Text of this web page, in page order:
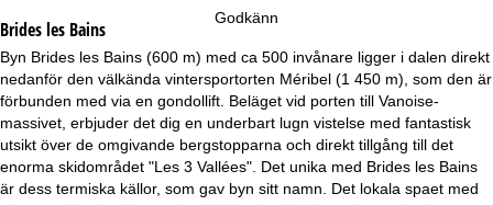
Godkänn
i
Brides les Bains
Byn Brides les Bains (600 m) med ca 500 invånare ligger i dalen direkt
nedanför den välkända vintersportorten Méribel (1 450 m), som den är
förbunden med via en gondollift. Beläget vid porten till Vanoise-
massivet, erbjuder det dig en underbart lugn vistelse med fantastisk
utsikt över de omgivande bergstopparna och direkt tillgång till det
enorma skidområdet "Les 3 Vallées". Det unika med Brides les Bains
är dess termiska källor, som gav byn sitt namn. Det lokala spaet med